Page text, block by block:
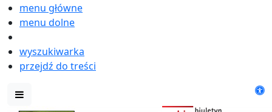
menu główne
menu dolne
wyszukiwarka
przejdź do treści